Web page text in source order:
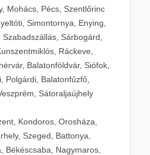
Mohács, Pécs, Szentlőrinc
Simontornya, Enying,
Sárbogárd,
Ráckeve,
Balatonföldvár, Siófok,
Polgárdi, Balatonfűzfő,
Sátoraljaújhely
Kondoros, Orosháza,
Szeged, Battonya,
Békéscsaba, Nagymaros,